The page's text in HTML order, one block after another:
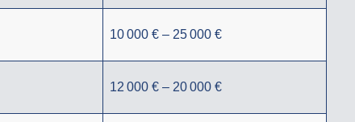
10 000 € – 25 000 €
12 000 € – 20 000 €